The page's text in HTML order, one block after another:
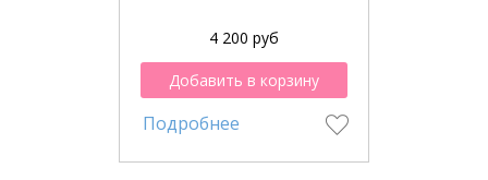
4 200 руб
Добавить в корзину
Подробнее